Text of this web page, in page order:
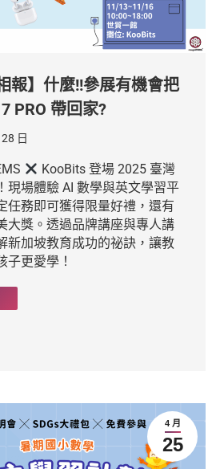
報】什麼!!參展有機會把
PRO 帶回家?
日
KooBits 登場 2025 臺灣
現場體驗 AI 數學與英文學習平
任務即可獲得限量好禮，還有
大獎。透過品牌講座與專人講
新加坡教育成功的祕訣，讓教
子更愛學！
4 月
25